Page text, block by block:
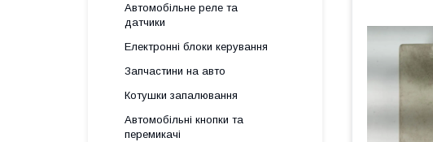
Автомобільне реле та
датчики
Електронні блоки керування
Запчастини на авто
Котушки запалювання
Автомобільні кнопки та
перемикачі